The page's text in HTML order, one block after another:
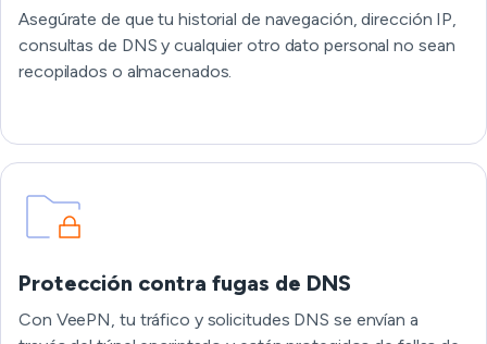
Asegúrate de que tu historial de navegación, dirección IP,
consultas de DNS y cualquier otro dato personal no sean
recopilados o almacenados.
Protección contra fugas de DNS
Con VeePN, tu tráfico y solicitudes DNS se envían a